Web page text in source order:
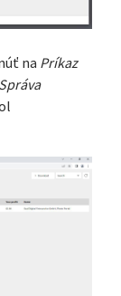
na Príkaz
Správa